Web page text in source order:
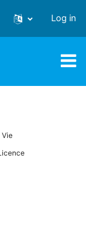
search input
Log in
Vie